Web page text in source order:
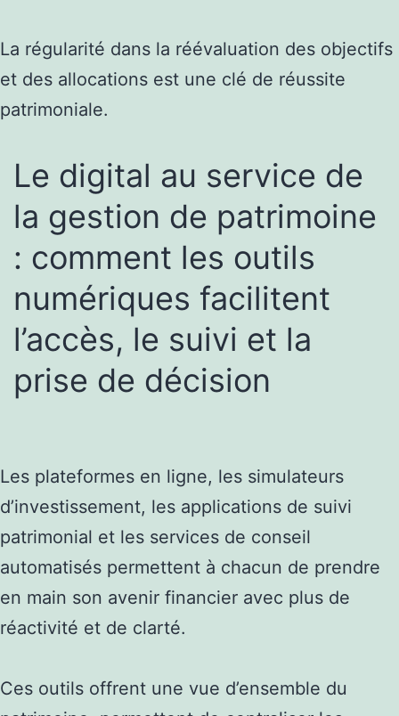
La régularité dans la réévaluation des objectifs
et des allocations est une clé de réussite
patrimoniale.
Le digital au service de
la gestion de patrimoine
: comment les outils
numériques facilitent
l’accès, le suivi et la
prise de décision
Les plateformes en ligne, les simulateurs
d’investissement, les applications de suivi
patrimonial et les services de conseil
automatisés permettent à chacun de prendre
en main son avenir financier avec plus de
réactivité et de clarté.
Ces outils offrent une vue d’ensemble du